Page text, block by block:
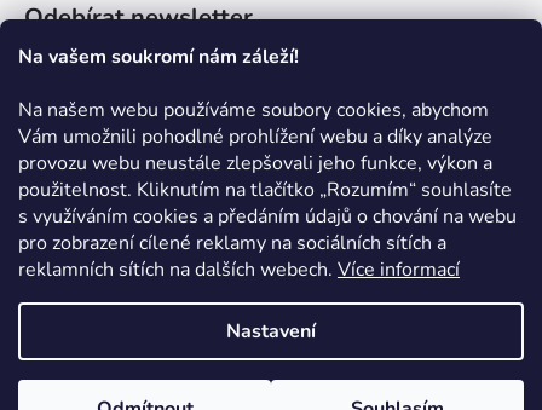
Na vašem soukromí nám záleží!
Na našem webu používáme soubory cookies, abychom
Vám umožnili pohodlné prohlížení webu a díky analýze
provozu webu neustále zlepšovali jeho funkce, výkon a
použitelnost. Kliknutím na tlačítko „Rozumím“ souhlasíte
s využíváním cookies a předáním údajů o chování na webu
pro zobrazení cílené reklamy na sociálních sítích a
reklamních sítích na dalších webech. Více informací
Nastavení
Odebírat newsletter
Vložte svůj e-mail a my vám budeme zasílat informace o
nových produktech na našem e-shopu.
E-mail
Vložením e-mailu souhlasíte spodmínkami ochrany
osobních údajů